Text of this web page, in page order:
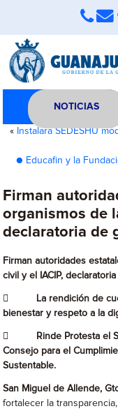
NOTICIAS
« Instalará SEDESHU
● Educafin y la
Firman
organismos de
declaratoria de
Firman autoridades
civil y el IACIP,
 La rendición de
bienestar y respeto a la
 Rinde Protesta el
Consejo para el
Sustentable.
San Miguel de Allende,
fortalecer la